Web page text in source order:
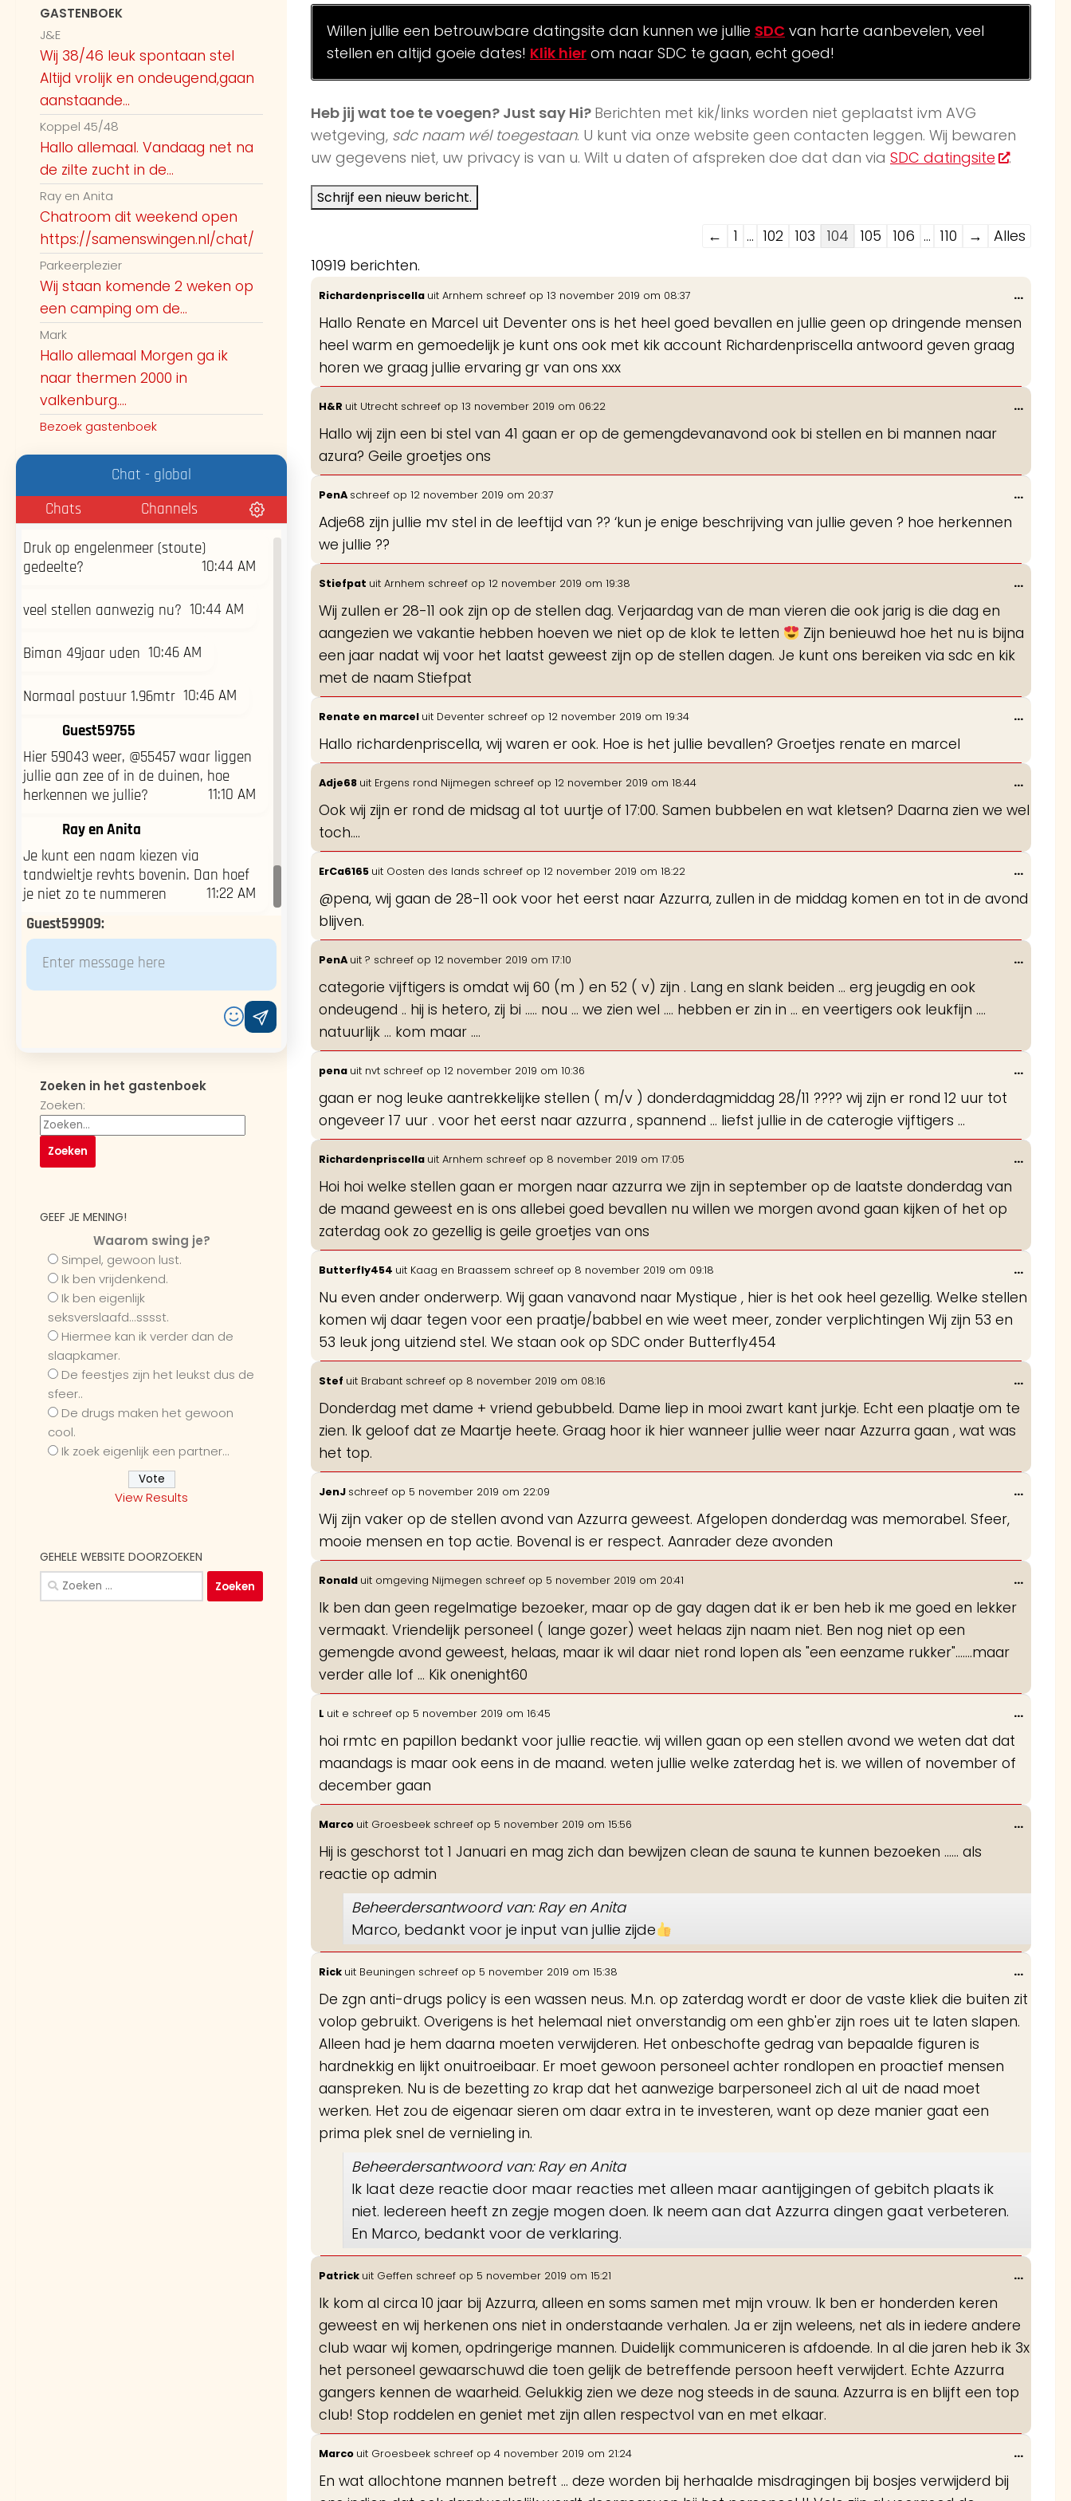
Willen jullie een betrouwbare datingsite dan kunnen we jullie SDC van harte aanbevelen, veel
stellen en altijd goeie dates! Klik hier om naar SDC te gaan, echt goed!
Heb jij wat toe te voegen? Just say Hi? Berichten met kik/links worden niet geplaatst ivm AVG
wetgeving, sdc naam wél toegestaan. U kunt via onze website geen contacten leggen. Wij bewaren
uw gegevens niet, uw privacy is van u. Wilt u daten of afspreken doe dat dan via SDC datingsite .
Navigatie
de
lijst
← 1 ... 102 103 104 105 106 ... 110 →
Alles
10919 berichten.
Richardenpriscella uit Arnhem schreef op 13 november 2019 om 08:37
Hallo Renate en Marcel uit Deventer ons is het heel goed bevallen en jullie geen op dringende mensen
heel warm en gemoedelijk je kunt ons ook met kik account Richardenpriscella antwoord geven graag
horen we graag jullie ervaring gr van ons xxx
...Wissel
H&R uit Utrecht schreef op 13 november 2019 om 06:22
Hallo wij zijn een bi stel van 41 gaan er op de gemengdevanavond ook bi stellen en bi mannen naar
azura? Geile groetjes ons
...Wissel
PenA schreef op 12 november 2019 om 20:37
Adje68 zijn jullie mv stel in de leeftijd van ?? ‘kun je enige beschrijving van jullie geven ? hoe herkennen
we jullie ??
...Wissel
Stiefpat uit Arnhem schreef op 12 november 2019 om 19:38
Wij zullen er 28-11 ook zijn op de stellen dag. Verjaardag van de man vieren die ook jarig is die dag en
aangezien we vakantie hebben hoeven we niet op de klok te letten
Zijn benieuwd hoe het nu is bijna
een jaar nadat wij voor het laatst geweest zijn op de stellen dagen. Je kunt ons bereiken via sdc en kik
met de naam Stiefpat
...Wissel
Renate en marcel uit Deventer schreef op 12 november 2019 om 19:34
Hallo richardenpriscella, wij waren er ook. Hoe is het jullie bevallen? Groetjes renate en marcel
...Wissel
Adje68 uit Ergens rond Nijmegen schreef op 12 november 2019 om 18:44
Ook wij zijn er rond de midsag al tot uurtje of 17:00. Samen bubbelen en wat kletsen? Daarna zien we wel
toch....
...Wissel
deze
ErCa6165 uit Oosten des lands schreef op 12 november 2019 om 18:22
@pena, wij gaan de 28-11 ook voor het eerst naar Azzurra, zullen in de middag komen en tot in de avond
blijven.
...Wissel
deze
PenA uit ? schreef op 12 november 2019 om 17:10
categorie vijftigers is omdat wij 60 (m ) en 52 ( v) zijn . Lang en slank beiden ... erg jeugdig en ook
ondeugend .. hij is hetero, zij bi ..... nou ... we zien wel .... hebben er zin in ... en veertigers ook leukfijn ....
natuurlijk ... kom maar ....
...Wissel
pena uit nvt schreef op 12 november 2019 om 10:36
gaan er nog leuke aantrekkelijke stellen ( m/v ) donderdagmiddag 28/11 ???? wij zijn er rond 12 uur tot
ongeveer 17 uur . voor het eerst naar azzurra , spannend ... liefst jullie in de caterogie vijftigers ...
...Wissel
Richardenpriscella uit Arnhem schreef op 8 november 2019 om 17:05
Hoi hoi welke stellen gaan er morgen naar azzurra we zijn in september op de laatste donderdag van
de maand geweest en is ons allebei goed bevallen nu willen we morgen avond gaan kijken of het op
zaterdag ook zo gezellig is geile groetjes van ons
...Wissel
Butterfly454 uit Kaag en Braassem schreef op 8 november 2019 om 09:18
Nu even ander onderwerp. Wij gaan vanavond naar Mystique , hier is het ook heel gezellig. Welke stellen
komen wij daar tegen voor een praatje/babbel en wie weet meer, zonder verplichtingen Wij zijn 53 en
53 leuk jong uitziend stel. We staan ook op SDC onder Butterfly454
...Wissel
Stef uit Brabant schreef op 8 november 2019 om 08:16
Donderdag met dame + vriend gebubbeld. Dame liep in mooi zwart kant jurkje. Echt een plaatje om te
zien. Ik geloof dat ze Maartje heete. Graag hoor ik hier wanneer jullie weer naar Azzurra gaan , wat was
het top.
...Wissel
JenJ schreef op 5 november 2019 om 22:09
Wij zijn vaker op de stellen avond van Azzurra geweest. Afgelopen donderdag was memorabel. Sfeer,
mooie mensen en top actie. Bovenal is er respect. Aanrader deze avonden
...Wissel
Ronald uit omgeving Nijmegen schreef op 5 november 2019 om 20:41
Ik ben dan geen regelmatige bezoeker, maar op de gay dagen dat ik er ben heb ik me goed en lekker
vermaakt. Vriendelijk personeel ( lange gozer) weet helaas zijn naam niet. Ben nog niet op een
gemengde avond geweest, helaas, maar ik wil daar niet rond lopen als "een eenzame rukker"...….maar
verder alle lof ... Kik onenight60
...Wissel
L uit e schreef op 5 november 2019 om 16:45
hoi rmtc en papillon bedankt voor jullie reactie. wij willen gaan op een stellen avond we weten dat dat
maandags is maar ook eens in de maand. weten jullie welke zaterdag het is. we willen of november of
december gaan
...Wissel
Marco uit Groesbeek schreef op 5 november 2019 om 15:56
Hij is geschorst tot 1 Januari en mag zich dan bewijzen clean de sauna te kunnen bezoeken ...... als
reactie op admin
Beheerdersantwoord van: Ray en Anita
Marco, bedankt voor je input van jullie zijde
...Wissel
Rick uit Beuningen schreef op 5 november 2019 om 15:38
De zgn anti-drugs policy is een wassen neus. M.n. op zaterdag wordt er door de vaste kliek die buiten zit
volop gebruikt. Overigens is het helemaal niet onverstandig om een ghb'er zijn roes uit te laten slapen.
Alleen had je hem daarna moeten verwijderen. Het onbeschofte gedrag van bepaalde figuren is
hardnekkig en lijkt onuitroeibaar. Er moet gewoon personeel achter rondlopen en proactief mensen
aanspreken. Nu is de bezetting zo krap dat het aanwezige barpersoneel zich al uit de naad moet
werken. Het zou de eigenaar sieren om daar extra in te investeren, want op deze manier gaat een
prima plek snel de vernieling in.
Beheerdersantwoord van: Ray en Anita
Ik laat deze reactie door maar reacties met alleen maar aantijgingen of gebitch plaats ik
niet. Iedereen heeft zn zegje mogen doen. Ik neem aan dat Azzurra dingen gaat verbeteren.
En Marco, bedankt voor de verklaring.
...Wissel
deze
Patrick uit Geffen schreef op 5 november 2019 om 15:21
Ik kom al circa 10 jaar bij Azzurra, alleen en soms samen met mijn vrouw. Ik ben er honderden keren
geweest en wij herkenen ons niet in onderstaande verhalen. Ja er zijn weleens, net als in iedere andere
club waar wij komen, opdringerige mannen. Duidelijk communiceren is afdoende. In al die jaren heb ik 3x
het personeel gewaarschuwd die toen gelijk de betreffende persoon heeft verwijdert. Echte Azzurra
gangers kennen de waarheid. Gelukkig zien we deze nog steeds in de sauna. Azzurra is en blijft een top
club! Stop roddelen en geniet met zijn allen respectvol van en met elkaar.
...Wissel
Marco uit Groesbeek schreef op 4 november 2019 om 21:24
En wat allochtone mannen betreft ... deze worden bij herhaalde misdragingen bij bosjes verwijderd bij
...Wissel
GASTENBOEK
J&E
Wij 38/46 leuk spontaan stel
Altijd vrolijk en ondeugend,gaan
aanstaande...
Koppel 45/48
Hallo allemaal. Vandaag net na
de zilte zucht in de...
Ray en Anita
Chatroom dit weekend open
https://samenswingen.nl/chat/
Parkeerplezier
Wij staan komende 2 weken op
een camping om de...
Mark
Hallo allemaal Morgen ga ik
naar thermen 2000 in
valkenburg....
Bezoek gastenboek
Chat - global
Chats
Channels
Guest59043
Wij liggen vandaag op Vlieland, links
van bunkermuseum waar het wat
rustiger wordt. Nog meer stelletjes
vandaag? Wij hebben wel zin.x
9:35 AM
Guest59083
Guest 58655 stel man of vrouw? Als
ik vragen mag
9:39 AM
Guest55467
@Guest59043 Zwaaien jullie even
naar ons?
Guest58503
vanmiddag engelermeer naaktstrand
wie nog meer?
10:14 AM
Guest59454
Hey, wij (m25 v27) zijn van plan om
vrijdag op het naaktstrand van
Iemand daar al geweest die weet of
het daar druk of rustig is?
Guest57516
Druk op engelenmeer (stoute)
gedeelte?
10:44 AM
veel stellen aanwezig nu? 10:44 AM
Biman 49jaar uden 10:46 AM
Normaal postuur 1.96mtr 10:46 AM
Guest59755
Hier 59043 weer, @55457 waar liggen
jullie aan zee of in de duinen, hoe
herkennen we jullie?
11:10 AM
Ray en Anita
Je kunt een naam kiezen via
tandwieltje revhts bovenin. Dan hoef
je niet zo te nummeren
11:22 AM
Guest59909:
Zoeken in het gastenboek
Zoeken:
GEEF JE MENING!
Waarom swing je?
Simpel, gewoon lust.
Ik ben vrijdenkend.
Ik ben eigenlijk
seksverslaafd...sssst.
Hiermee kan ik verder dan de
slaapkamer.
De feestjes zijn het leukst dus de
sfeer..
De drugs maken het gewoon
cool.
Ik zoek eigenlijk een partner...
View Results
GEHELE WEBSITE DOORZOEKEN
Zoeken
naar: